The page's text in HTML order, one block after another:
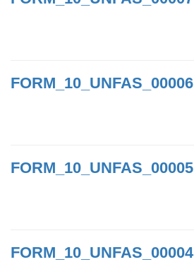
FORM_10_UNFAS_00006
FORM_10_UNFAS_00005
FORM_10_UNFAS_00004